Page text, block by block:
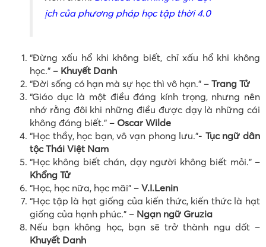
ịch của phương pháp học tập thời 4.0
“Đừng xấu hổ khi không biết, chỉ xấu hổ khi không
học.” – Khuyết Danh
“Đời sống có hạn mà sự học thì vô hạn.” – Trang Tử
“Giáo dục là một điều đáng kính trọng, nhưng nên
nhớ rằng đôi khi những điều được dạy là những cái
không đáng biết.” – Oscar Wilde
“Học thầy, học bạn, vô vạn phong lưu.”- Tục ngữ dân
tộc Thái Việt Nam
“Học không biết chán, dạy người không biết mỏi.” –
Khổng Tử
“Học, học nữa, học mãi” – V.I.Lenin
“Học tập là hạt giống của kiến thức, kiến thức là hạt
giống của hạnh phúc.” – Ngạn ngữ Gruzia
Nếu bạn không học, bạn sẽ trở thành ngu dốt –
Khuyết Danh